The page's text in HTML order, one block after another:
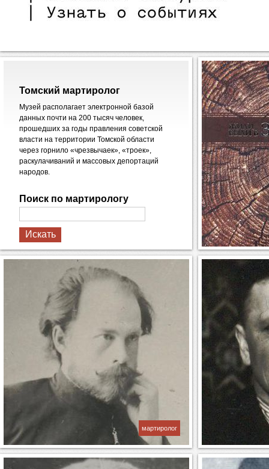
Томский мартиролог
Музей располагает электронной базой
данных почти на 200 тысяч человек,
прошедших за годы правления советской
власти на территории Томской области
через горнило «чрезвычаек», «троек»,
раскулачиваний и массовых депортаций
народов.
Поиск по мартирологу
мартиролог